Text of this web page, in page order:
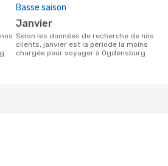
Basse saison
janvier
Selon les données de recherche de nos
clients, janvier est la période la moins
chargée pour voyager à Ogdensburg